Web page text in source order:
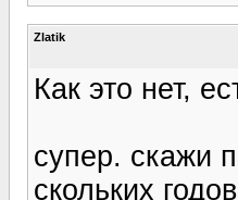
Zlatik
Как это нет,
супер. скажи
скольких